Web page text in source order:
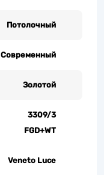
Потолочный
Современный
Золотой
3309/3
FGD+WT
Veneto Luce